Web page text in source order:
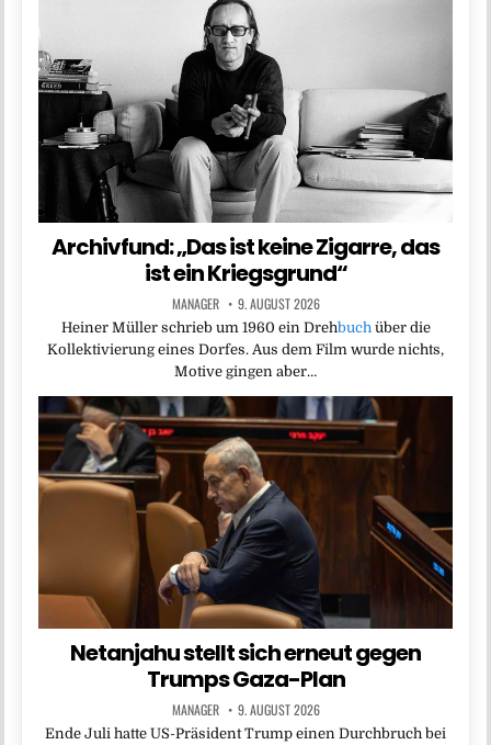
Archivfund: „Das ist keine Zigarre, das
ist ein Kriegsgrund“
MANAGER 9. AUGUST 2026
Heiner Müller schrieb um 1960 ein Drehbuch über die
Kollektivierung eines Dorfes. Aus dem Film wurde nichts,
Motive gingen aber…
Netanjahu stellt sich erneut gegen
Trumps Gaza-Plan
MANAGER 9. AUGUST 2026
Ende Juli hatte US-Präsident Trump einen Durchbruch bei